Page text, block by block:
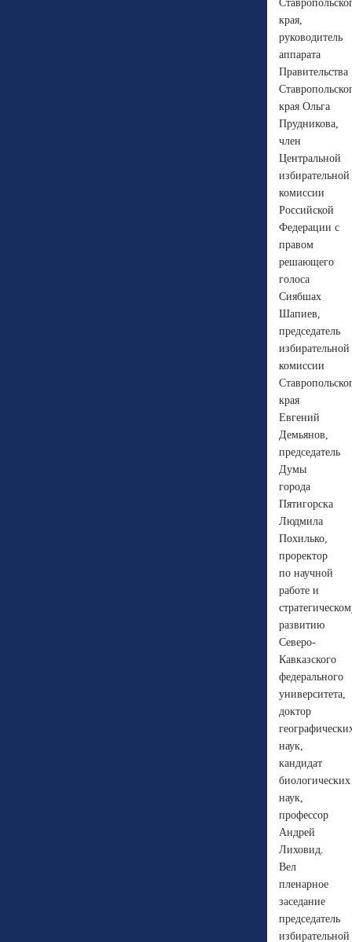
края,
руководитель
аппарата
Правительства
края Ольга
Прудникова,
член
Центральной
избирательной
комиссии
Российской
Федерации с
правом
решающего
голоса
Сиябшах
Шапиев,
председатель
избирательной
комиссии
края
Евгений
Демьянов,
председатель
Думы
города
Пятигорска
Людмила
Похилько,
проректор
по научной
работе и
развитию
Северо-
Кавказского
федерального
университета,
доктор
наук,
кандидат
биологических
наук,
профессор
Андрей
Лиховид.
Вел
пленарное
заседание
председатель
избирательной